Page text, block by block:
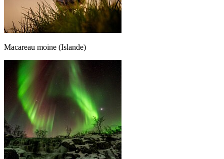
Macareau moine (Islande)